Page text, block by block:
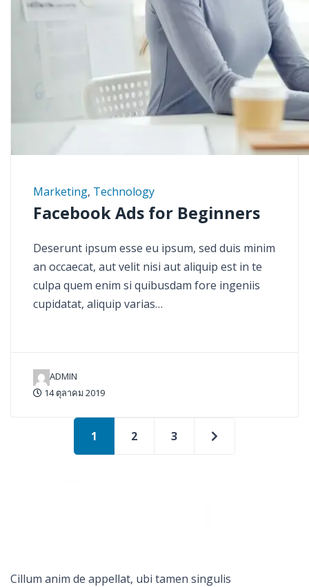
Marketing, Technology
Facebook Ads for Beginners
Deserunt ipsum esse eu ipsum, sed duis minim
an occaecat, aut velit nisi aut aliquip est in te
culpa quem enim si quibusdam fore ingeniis
cupidatat, aliquip varias…
ADMIN
14 ตุลาคม 2019
1 2 3
Cillum anim de appellat, ubi tamen singulis